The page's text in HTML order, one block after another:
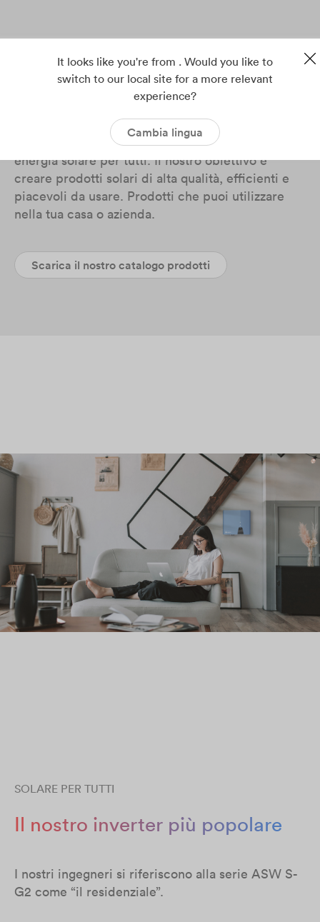
Inverter facili da installare,
affidabili e semplici da utilizzare
per sistemi fotovoltaici
A Solplanet, siamo mossi da un’idea semplice:
energia solare per tutti. Il nostro obiettivo è
creare prodotti solari di alta qualità, efficienti e
piacevoli da usare. Prodotti che puoi utilizzare
nella tua casa o azienda.
Scarica il nostro catalogo prodotti
SOLARE PER TUTTI
Il nostro inverter più popolare
I nostri ingegneri si riferiscono alla serie ASW S-
G2 come “il residenziale”.
It looks like you're from . Would you like to
switch to our local site for a more relevant
experience?
Cambia lingua